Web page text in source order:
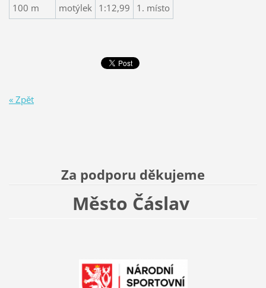
100 m
motýlek 1:12,99 1. místo
« Zpět
Za podporu děkujeme
Město Čáslav